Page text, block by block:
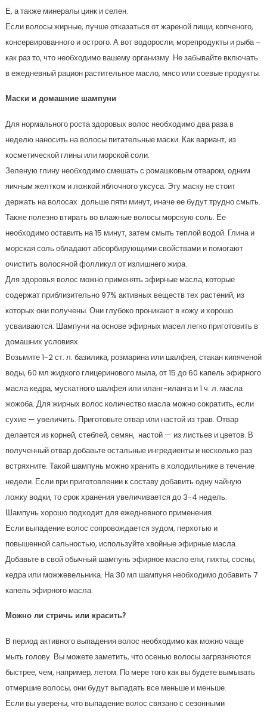
Е, а также минералы цинк и селен.
Если волосы жирные, лучше отказаться от жареной пищи, копченого,
консервированного и острого. А вот водоросли, морепродукты и рыба –
как раз то, что необходимо вашему организму. Не забывайте включать
в ежедневный рацион растительное масло, мясо или соевые продукты.
Маски и домашние шампуни
Для нормального роста здоровых волос необходимо два раза в
неделю наносить на волосы питательные маски. Как вариант, из
косметической глины или морской соли.
Зеленую глину необходимо смешать с ромашковым отваром, одним
яичным желтком и ложкой яблочного уксуса. Эту маску не стоит
держать на волосах дольше пяти минут, иначе ее будут трудно смыть.
Также полезно втирать во влажные волосы морскую соль. Ее
необходимо оставить на 15 минут, затем смыть теплой водой. Глина и
морская соль обладают абсорбирующими свойствами и помогают
очистить волосяной фолликул от излишнего жира.
Для здоровья волос можно применять эфирные масла, которые
содержат приблизительно 97% активных веществ тех растений, из
которых они получены. Они глубоко проникают в кожу и хорошо
усваиваются. Шампуни на основе эфирных масел легко приготовить в
домашних условиях.
Возьмите 1-2 ст. л. базилика, розмарина или шалфея, стакан кипяченой
воды, 60 мл жидкого глицеринового мыла, от 15 до 60 капель эфирного
масла кедра, мускатного шалфея или иланг-иланга и 1 ч. л. масла
жожоба. Для жирных волос количество масла можно сократить, если
сухие — увеличить. Приготовьте отвар или настой из трав. Отвар
делается из корней, стеблей, семян, настой — из листьев и цветов. В
полученный отвар добавьте остальные ингредиенты и несколько раз
встряхните. Такой шампунь можно хранить в холодильнике в течение
недели. Если при приготовлении к составу добавить одну чайную
ложку водки, то срок хранения увеличивается до 3-4 недель.
Шампунь хорошо подходит для ежедневного применения.
Если выпадение волос сопровождается зудом, перхотью и
повышенной сальностью, используйте хвойные эфирные масла.
Добавьте в свой обычный шампунь эфирное масло ели, пихты, сосны,
кедра или можжевельника. На 30 мл шампуня необходимо добавить 7
капель эфирного масла.
Можно ли стричь или красить?
В период активного выпадения волос необходимо как можно чаще
мыть голову. Вы можете заметить, что осенью волосы загрязняются
быстрее, чем, например, летом. По мере того как вы будете вымывать
отмершие волосы, они будут выпадать все меньше и меньше.
Если вы уверены, что выпадение волос связано с сезонными